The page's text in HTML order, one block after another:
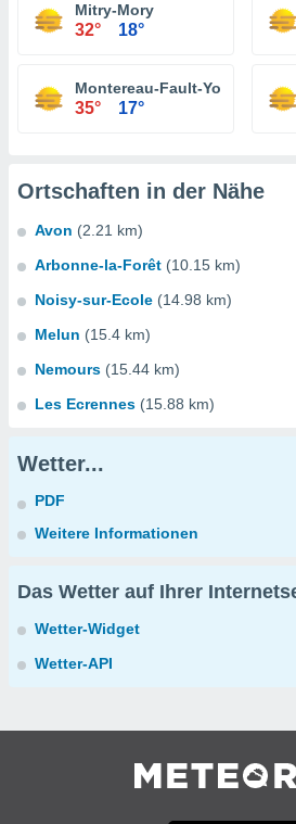
Mitry-Mory
32° 18°
Montereau-Fault-Yonne
35° 17°
Ortschaften in der Nähe
Avon (2.21 km)
Arbonne-la-Forêt (10.15 km)
Noisy-sur-Ecole (14.98 km)
Melun (15.4 km)
Nemours (15.44 km)
Les Ecrennes (15.88 km)
Wetter...
PDF
Weitere Informationen
Das Wetter auf Ihrer
Wetter-Widget
Wetter-API